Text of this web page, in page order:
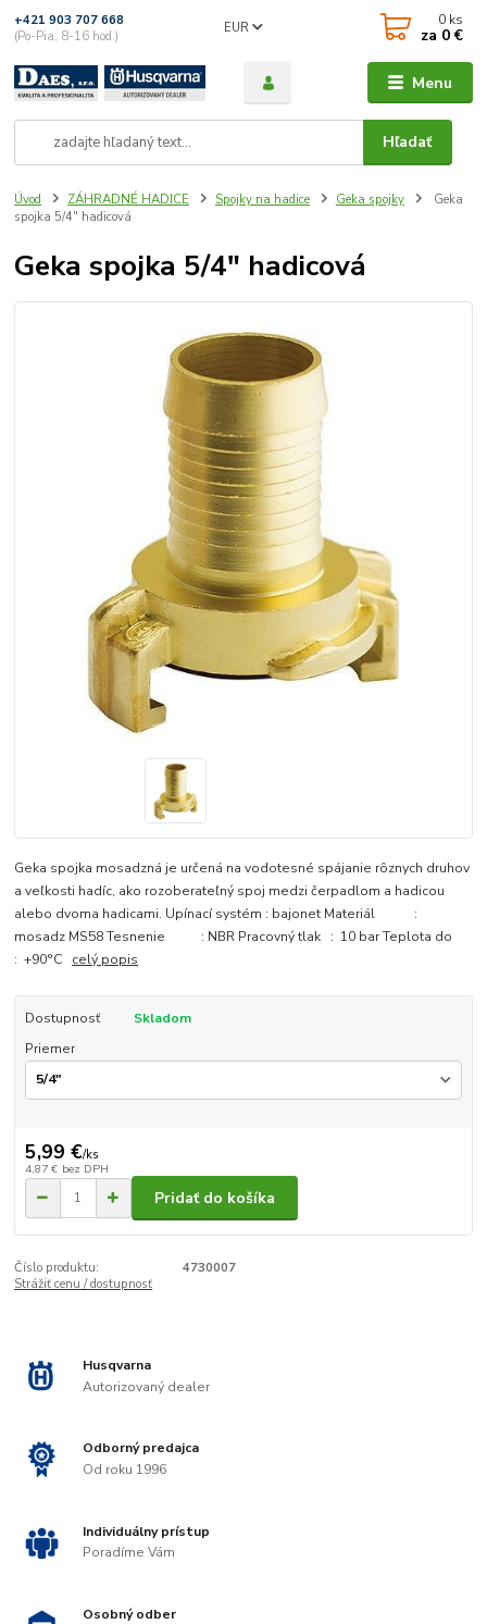
Menu
EUR
Hľadať
+421 903 707 668
(Po-Pia, 8-16 hod.)
0 ks
za 0 €
Úvod ZÁHRADNÉ HADICE Spojky na hadice Geka spojky
Geka
spojka 5/4" hadicová
Geka spojka 5/4" hadicová
Geka spojka mosadzná je určená na vodotesné spájanie rôznych druhov
a veľkosti hadíc, ako rozoberateľný spoj medzi čerpadlom a hadicou
alebo dvoma hadicami. Upínací systém : bajonet Materiál :
mosadz MS58 Tesnenie : NBR Pracovný tlak : 10 bar Teplota do
: +90°C celý popis
Dostupnosť
Skladom
Priemer
5,99 €/ks
4,87 € bez DPH
Pridať do košíka
Číslo produktu:
4730007
Strážiť cenu / dostupnosť
Husqvarna
Autorizovaný dealer
Odborný predajca
Od roku 1996
Individuálny prístup
Poradíme Vám
Osobný odber